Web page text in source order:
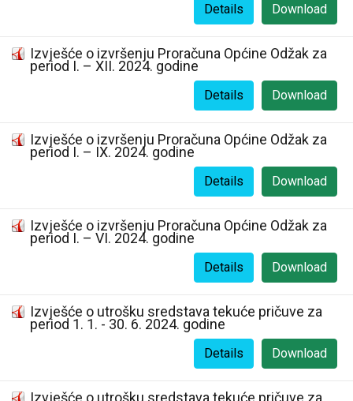
Download
Details
Izvješće o izvršenju Proračuna Općine Odžak za
period I. – XII. 2024. godine
Download
Details
Izvješće o izvršenju Proračuna Općine Odžak za
period I. – IX. 2024. godine
Download
Details
Izvješće o izvršenju Proračuna Općine Odžak za
period I. – VI. 2024. godine
Download
Details
Izvješće o utrošku sredstava tekuće pričuve za
period 1. 1. - 30. 6. 2024. godine
Download
Details
Izvješće o utrošku sredstava tekuće pričuve za